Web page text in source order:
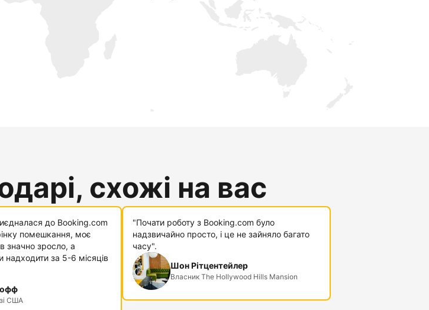
схожі на вас
до Booking.com
помешкання, моє
значно зросло, а
надходити за 5-6 місяців
США
"Почати роботу з Booking.com було
надзвичайно просто, і це не зайняло багато
часу".
Шон Рітцентейлер
Власник The Hollywood Hills Mansion